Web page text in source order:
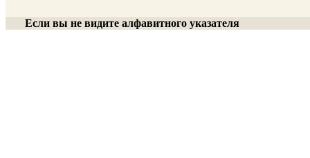
Если вы не видите алфавитного указателя